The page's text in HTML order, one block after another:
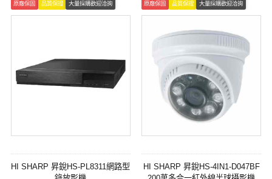
原廠保固 品質保證 大量採購歡迎洽詢
HI SHARP 昇銳HS-PL8311網路型
原廠保固 品質保證 大量採購歡迎洽詢
HI SHARP 昇銳HS-4IN1-D047BF